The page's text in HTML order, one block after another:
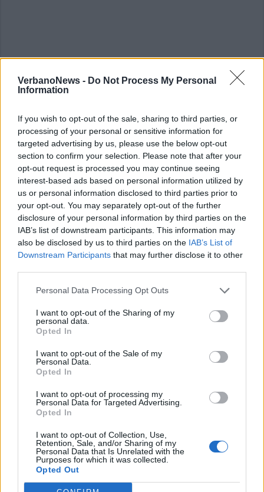
VerbanoNews - Do Not Process My Personal
Information
If you wish to opt-out of the sale, sharing to third parties, or
processing of your personal or sensitive information for
targeted advertising by us, please use the below opt-out
section to confirm your selection. Please note that after your
opt-out request is processed you may continue seeing
interest-based ads based on personal information utilized by
us or personal information disclosed to third parties prior to
your opt-out. You may separately opt-out of the further
disclosure of your personal information by third parties on the
IAB’s list of downstream participants. This information may
also be disclosed by us to third parties on the IAB’s List of
Downstream Participants that may further disclose it to other
Personal Data Processing Opt Outs
I want to opt-out of the Sharing of my
personal data.
Opted In
I want to opt-out of the Sale of my
Personal Data.
Opted In
I want to opt-out of processing my
Personal Data for Targeted Advertising.
Opted In
I want to opt-out of Collection, Use,
Retention, Sale, and/or Sharing of my
Personal Data that Is Unrelated with the
Purposes for which it was collected.
Opted Out
ALTRE NOTIZIE DI VILLADOSSOLA
Pietra e legno di castagno per la
storica via dei torchi e dei mulini